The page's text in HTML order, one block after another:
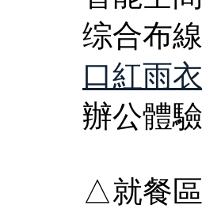
综合布
口紅雨衣
辦公體驗
△就餐區